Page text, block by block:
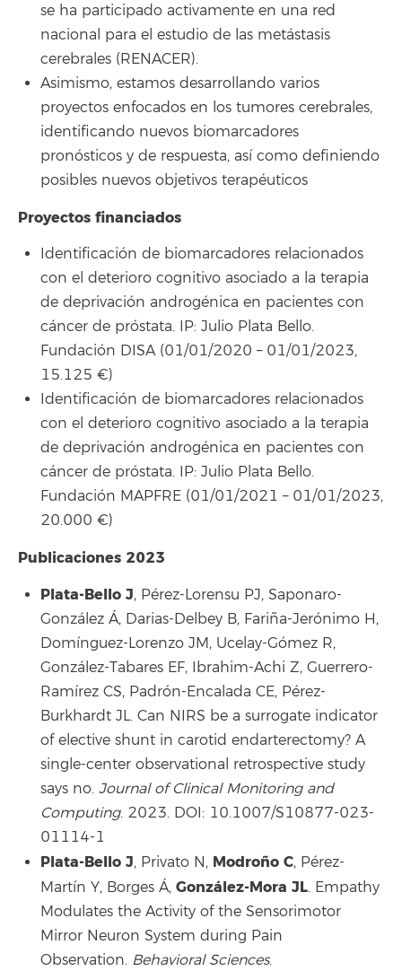
se ha participado activamente en una red
nacional para el estudio de las metástasis
cerebrales (RENACER).
Asimismo, estamos desarrollando varios
proyectos enfocados en los tumores cerebrales,
identificando nuevos biomarcadores
pronósticos y de respuesta, así como definiendo
posibles nuevos objetivos terapéuticos
Proyectos financiados
Identificación de biomarcadores relacionados
con el deterioro cognitivo asociado a la terapia
de deprivación androgénica en pacientes con
cáncer de próstata. IP: Julio Plata Bello.
Fundación DISA (01/01/2020 – 01/01/2023,
15.125 €)
Identificación de biomarcadores relacionados
con el deterioro cognitivo asociado a la terapia
de deprivación androgénica en pacientes con
cáncer de próstata. IP: Julio Plata Bello.
Fundación MAPFRE (01/01/2021 – 01/01/2023,
20.000 €)
Publicaciones 2023
Plata-Bello J, Pérez-Lorensu PJ, Saponaro-
González Á, Darias-Delbey B, Fariña-Jerónimo H,
Domínguez-Lorenzo JM, Ucelay-Gómez R,
González-Tabares EF, Ibrahim-Achi Z, Guerrero-
Ramírez CS, Padrón-Encalada CE, Pérez-
Burkhardt JL. Can NIRS be a surrogate indicator
of elective shunt in carotid endarterectomy? A
single-center observational retrospective study
says no. Journal of Clinical Monitoring and
Computing. 2023. DOI: 10.1007/S10877-023-
01114-1
Plata-Bello J, Privato N, Modroño C, Pérez-
Martín Y, Borges Á, González-Mora JL. Empathy
Modulates the Activity of the Sensorimotor
Mirror Neuron System during Pain
Observation. Behavioral Sciences.